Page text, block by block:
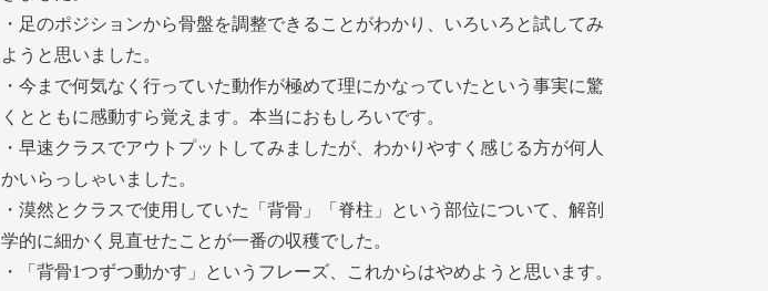
・足のポジションから骨盤を調整できることがわかり、いろいろと試してみ
ようと思いました。
・今まで何気なく行っていた動作が極めて理にかなっていたという事実に驚
くとともに感動すら覚えます。本当におもしろいです。
・早速クラスでアウトプットしてみましたが、わかりやすく感じる方が何人
かいらっしゃいました。
・漠然とクラスで使用していた「背骨」「脊柱」という部位について、解剖
学的に細かく見直せたことが一番の収穫でした。
・「背骨1つずつ動かす」というフレーズ、これからはやめようと思います。